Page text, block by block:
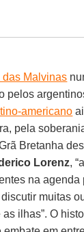
das Malvinas
pelos
americano
pela
Bretanha
Lorenz,
na agenda
muitas
ilhas”. O